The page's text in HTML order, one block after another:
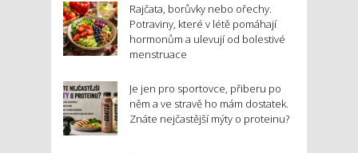
Rajčata, borůvky nebo ořechy.
Potraviny, které v létě pomáhají
hormonům a ulevují od bolestivé
menstruace
Je jen pro sportovce, přiberu po
něm a ve stravě ho mám dostatek.
Znáte nejčastější mýty o proteinu?